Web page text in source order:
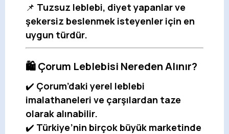
📌 Tuzsuz leblebi, diyet yapanlar ve
şekersiz beslenmek isteyenler için en
uygun türdür.
🛍️ Çorum Leblebisi Nereden Alınır?
✔️ Çorum’daki yerel leblebi
imalathaneleri ve çarşılardan taze
olarak alınabilir.
✔️ Türkiye’nin birçok büyük marketinde